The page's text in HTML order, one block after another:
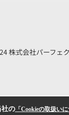
株式会社パーフェ
の「Cookieの取扱いに